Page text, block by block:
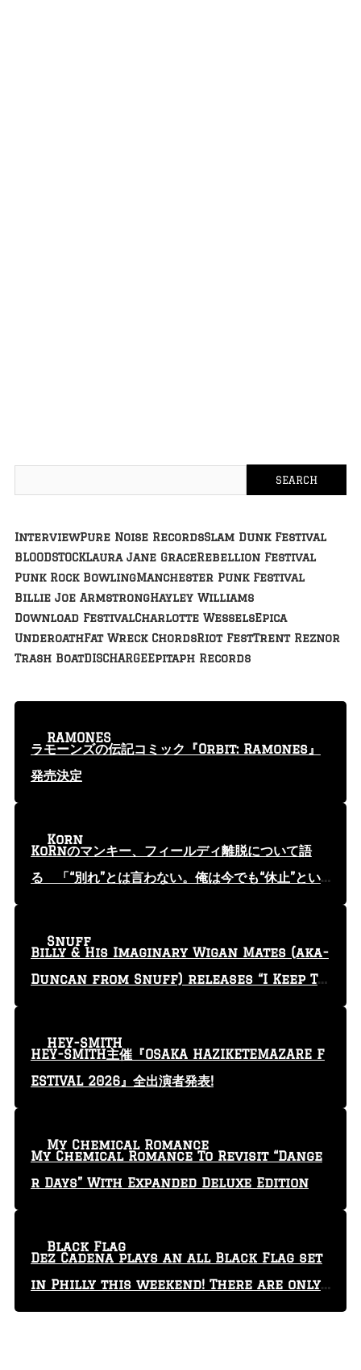
InterviewPure Noise RecordsSlam Dunk Festival
BLOODSTOCKLaura Jane GraceRebellion Festival
Punk Rock BowlingManchester Punk Festival
Billie Joe ArmstrongHayley Williams
Download FestivalCharlotte WesselsEpica
UnderoathFat Wreck ChordsRiot FestTrent Reznor
Trash BoatDISCHARGEEpitaph Records
ラモーンズの伝記コミック『Orbit: Ramones』
発売決定
RAMONES
KoRnのマンキー、フィールディ離脱について語
る 「“別れ”とは言わない。俺は今でも“休止”とい
Korn
Billy & His Imaginary Wigan Mates (aka-
Duncan from Snuff) releases “I Keep Tr
Snuff
HEY-SMITH主催『OSAKA HAZIKETEMAZARE F
ESTIVAL 2026』全出演者発表!
HEY-SMITH
My Chemical Romance To Revisit “Dange
r Days” With Expanded Deluxe Edition
My Chemical Romance
Dez Cadena plays an all Black Flag set
in Philly this weekend! There are only
29 tickets left!
Black Flag